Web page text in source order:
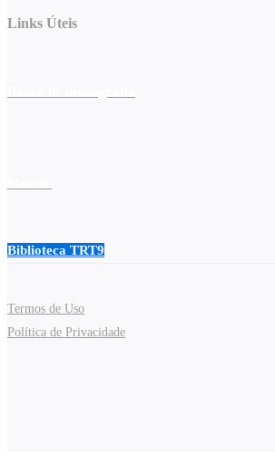
Links Úteis
Biblioteca TRT9
Termos de Uso
Política de Privacidade